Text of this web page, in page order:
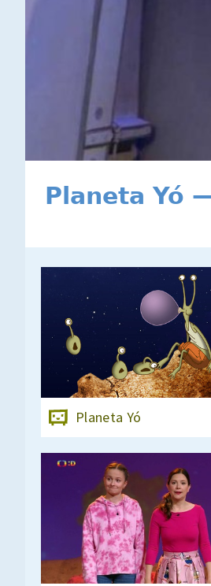
Planeta Yó
Planeta Yó